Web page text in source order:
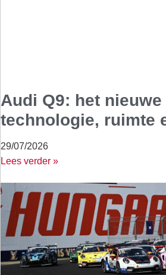
Audi Q9: het
technologie, ruimte
29/07/2026
Lees verder »